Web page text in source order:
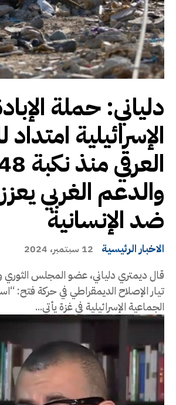
دلياني: حملة
الإسرائيلية امتداد
العرقي
والدعم الغربي
ضد الإنسانية
الاخبار الرئيسية 12 سبتمبر، 2024
قال ديمتري دلياني، عضو المجلس
تيار الإصلاح الديمقراطي في حركة فتح:
الجماعية الإسرائيلية في غزة يأتي...